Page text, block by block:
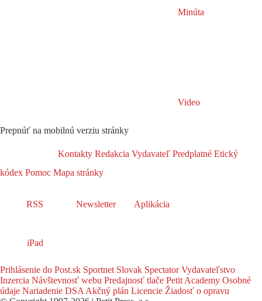
Minúta
Video
Prepnúť na mobilnú verziu stránky
Kontakty Redakcia Vydavateľ Predplatné Etický
kódex Pomoc Mapa stránky
RSS Newsletter Aplikácia
iPad
Prihlásenie do Post.sk Sportnet Slovak SpectatorVydavateľstvo
Inzercia Návštevnosť webu Predajnosť tlače Petit Academy Osobné
údaje Nariadenie DSA Akčný plán Licencie Žiadosť o opravu